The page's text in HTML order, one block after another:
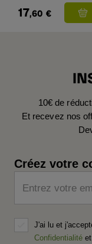
17,60 €
10€ de
Et recevez nos
Créez votre
Entrez votre
J'ai lu et
Confidentialité